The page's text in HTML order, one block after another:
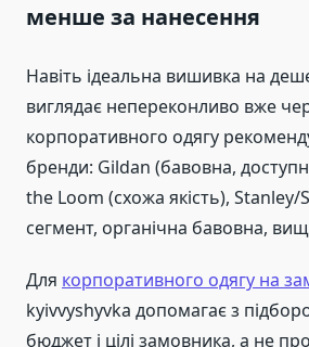
менше за нанесення
Навіть ідеальна вишивка на
виглядає непереконливо вже
корпоративного одягу
бренди: Gildan (бавовна,
the Loom (схожа якість), Stanley/
сегмент, органічна бавовна,
Для корпоративного одягу на
kyivvyshyvka допомагає з
бюджет і цілі замовника, а не